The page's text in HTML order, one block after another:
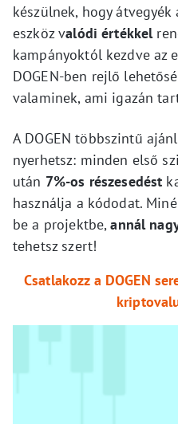
készülnek, hogy átvegyék
eszköz valódi értékkel
kampányoktól kezdve az
DOGEN-ben rejlő
valaminek, ami igazán
A DOGEN többszintű
nyerhetsz: minden első
után 7%-os részesedést
használja a kódodat.
be a projektbe,annál
tehetsz szert!
Csatlakozz a DOGEN